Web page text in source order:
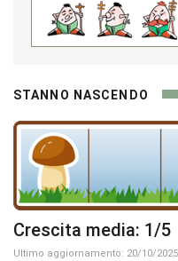
STANNO NASCENDO
Crescita media: 1/5
Ultimo aggiornamento: 20/10/2025